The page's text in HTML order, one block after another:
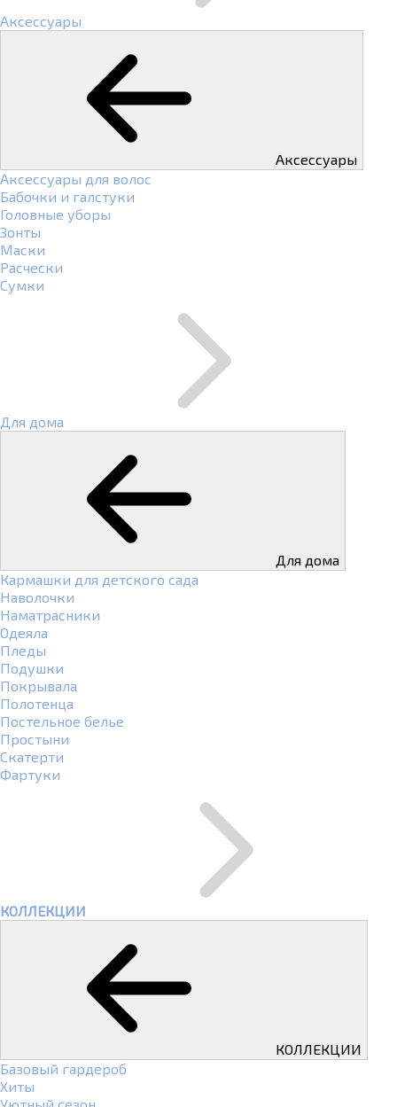
Аксессуары
Аксессуары
Аксессуары для волос
Бабочки и галстуки
Головные уборы
Зонты
Маски
Расчески
Сумки
Для дома
Для дома
Кармашки для детского сада
Наволочки
Наматрасники
Одеяла
Пледы
Подушки
Покрывала
Полотенца
Постельное белье
Простыни
Скатерти
Фартуки
КОЛЛЕКЦИИ
КОЛЛЕКЦИИ
Базовый гардероб
Хиты